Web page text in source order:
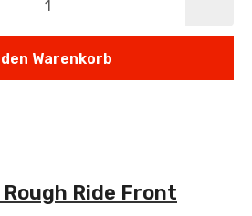
Warenkorb
Rough Ride Front